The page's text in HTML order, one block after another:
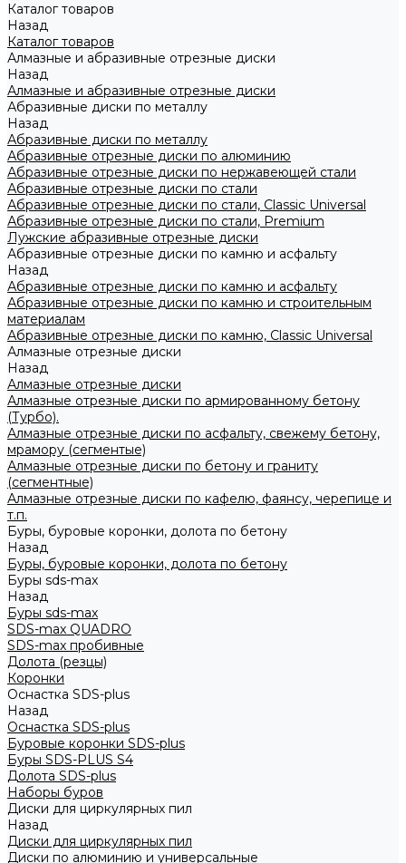
Каталог товаров
Назад
Каталог товаров
Алмазные и абразивные отрезные диски
Назад
Алмазные и абразивные отрезные диски
Абразивные диски по металлу
Назад
Абразивные диски по металлу
Абразивные отрезные диски по алюминию
Абразивные отрезные диски по нержавеющей стали
Абразивные отрезные диски по стали
Абразивные отрезные диски по стали, Classic Universal
Абразивные отрезные диски по стали, Premium
Лужские абразивные отрезные диски
Абразивные отрезные диски по камню и асфальту
Назад
Абразивные отрезные диски по камню и асфальту
Абразивные отрезные диски по камню и строительным
материалам
Абразивные отрезные диски по камню, Classic Universal
Алмазные отрезные диски
Назад
Алмазные отрезные диски
Алмазные отрезные диски по армированному бетону
(Турбо).
Алмазные отрезные диски по асфальту, свежему бетону,
мрамору (сегментые)
Алмазные отрезные диски по бетону и граниту
(сегментные)
Алмазные отрезные диски по кафелю, фаянсу, черепице и
т.п.
Буры, буровые коронки, долота по бетону
Назад
Буры, буровые коронки, долота по бетону
Буры sds-max
Назад
Буры sds-max
SDS-max QUADRO
SDS-max пробивные
Долота (резцы)
Коронки
Оснастка SDS-plus
Назад
Оснастка SDS-plus
Буровые коронки SDS-plus
Буры SDS-PLUS S4
Долота SDS-plus
Наборы буров
Диски для циркулярных пил
Назад
Диски для циркулярных пил
Диски по алюминию и универсальные